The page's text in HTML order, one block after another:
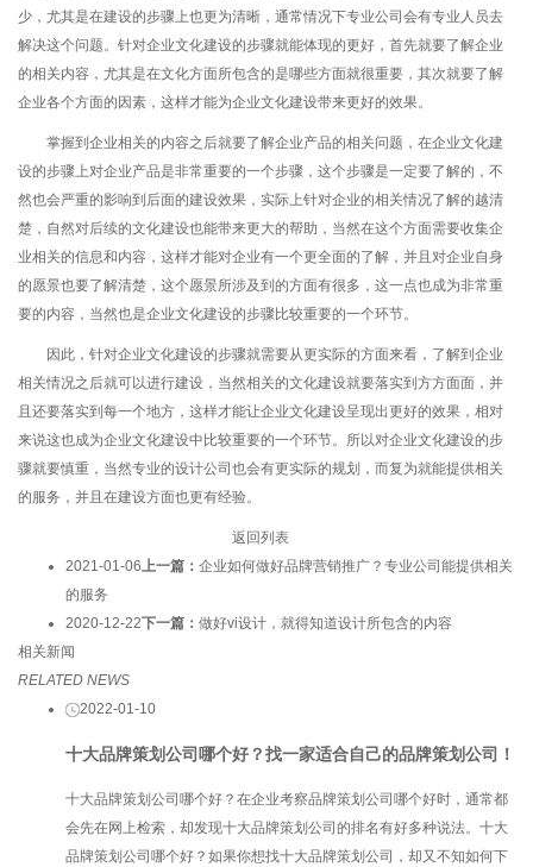
少，尤其是在建设的步骤上也更为清晰，通常情况下专业公司会有专业人员去
解决这个问题。针对企业文化建设的步骤就能体现的更好，首先就要了解企业
的相关内容，尤其是在文化方面所包含的是哪些方面就很重要，其次就要了解
企业各个方面的因素，这样才能为企业文化建设带来更好的效果。
掌握到企业相关的内容之后就要了解企业产品的相关问题，在企业文化建
设的步骤上对企业产品是非常重要的一个步骤，这个步骤是一定要了解的，不
然也会严重的影响到后面的建设效果，实际上针对企业的相关情况了解的越清
楚，自然对后续的文化建设也能带来更大的帮助，当然在这个方面需要收集企
业相关的信息和内容，这样才能对企业有一个更全面的了解，并且对企业自身
的愿景也要了解清楚，这个愿景所涉及到的方面有很多，这一点也成为非常重
要的内容，当然也是企业文化建设的步骤比较重要的一个环节。
因此，针对企业文化建设的步骤就需要从更实际的方面来看，了解到企业
相关情况之后就可以进行建设，当然相关的文化建设就要落实到方方面面，并
且还要落实到每一个地方，这样才能让企业文化建设呈现出更好的效果，相对
来说这也成为企业文化建设中比较重要的一个环节。所以对企业文化建设的步
骤就要慎重，当然专业的设计公司也会有更实际的规划，而复为就能提供相关
的服务，并且在建设方面也更有经验。
返回列表
2021-01-06上一篇： 企业如何做好品牌营销推广？专业公司能提供相关
的服务
2020-12-22下一篇： 做好vi设计，就得知道设计所包含的内容
相关新闻
RELATED NEWS
2022-01-10
十大品牌策划公司哪个好？找一家适合自己的品牌策划公司！
十大品牌策划公司哪个好？在企业考察品牌策划公司哪个好时，通常都
会先在网上检索，却发现十大品牌策划公司的排名有好多种说法。十大
品牌策划公司哪个好？如果你想找十大品牌策划公司，却又不知如何下